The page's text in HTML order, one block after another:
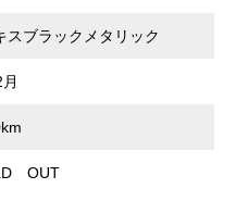
スブラックメタリック
OUT